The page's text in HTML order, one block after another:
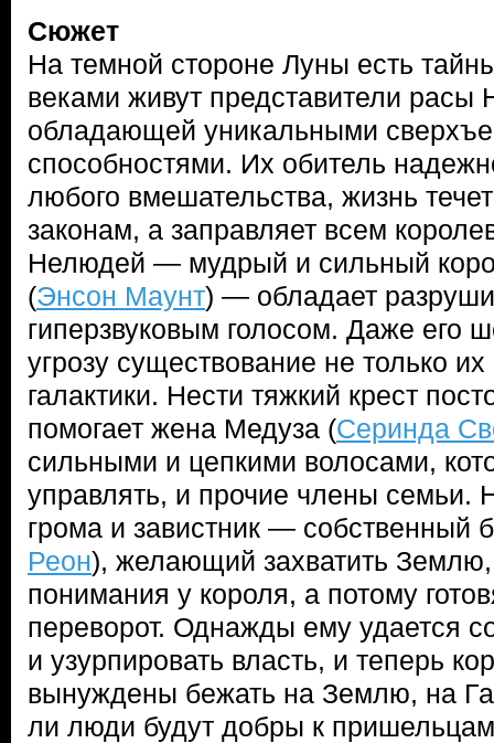
Сюжет
На темной стороне Луны есть
веками живут представители расы
обладающей уникальными
способностями. Их обитель
любого вмешательства, жизнь
законам, а заправляет всем
Нелюдей — мудрый и сильный
(Энсон Маунт) — обладает
гиперзвуковым голосом. Даже его
угрозу существование не только
галактики. Нести тяжкий крест
помогает жена Медуза (Серинда
сильными и цепкими волосами,
управлять, и прочие члены семьи.
грома и завистник — собственный
Реон), желающий захватить
понимания у короля, а потому
переворот. Однажды ему удается
и узурпировать власть, и теперь
вынуждены бежать на Землю, на
ли люди будут добры к